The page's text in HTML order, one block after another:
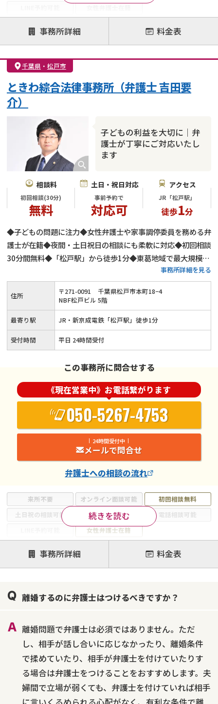
注力案件
離婚前相談
離婚調停
離婚裁判
親権・面会交流権
DV
モラハラ
不貞・不倫慰謝料請求
財産分与
内縁の夫婦 熟年離婚
事務所詳細 料金表
千葉県 ・ 松戸市
子どもの利益を大切に｜弁
護士が丁寧にご対応いたし
ます
ときわ綜合法律事務所（弁護士 吉田要
介）
相談料
初回相談(30分)
無料
土日・祝日対応
事前予約で
対応可
アクセス
JR「松戸駅」
徒歩1分
◆子どもの問題に注力◆女性弁護士や家事調停委員を務める弁
護士が在籍◆夜間・土日祝日の相談にも柔軟に対応◆初回相談
30分間無料◆「松戸駅」から徒歩1分◆東葛地域で最大規模◆
プライバシーに配慮した個室完備◆不貞に対する慰謝料請求の
実績多数
事務所詳細を見る
来所不要 オンライン面談可能
初回相談無料
土日祝の相談可能
19時以降電話可能
電話相談可能
女性弁護士在籍
注力案件
離婚前相談
離婚調停
離婚裁判
不貞・不倫慰謝料請求
国際離婚
養育費問題
続きを読む
住所 〒271-0091
千葉県松戸市本町18−4
NBF松戸ビル 5階
最寄り駅 JR・新京成電鉄「松戸駅」徒歩1分
受付時間 平日 24時間受付
この事務所に問合せする
《現在営業中》お電話繋がります
050-5267-4753
24時間受付中
メールで問合せ
弁護士への相談の流れ
事務所詳細 料金表
離婚するのに弁護士はつけるべきですか？
離婚問題で弁護士は必須ではありません。ただ
し、相手が話し合いに応じなかったり、離婚条件
で揉めていたり、相手が弁護士を付けていたりす
る場合は弁護士をつけることをおすすめします。夫
婦間で立場が弱くても、弁護士を付けていれば相手